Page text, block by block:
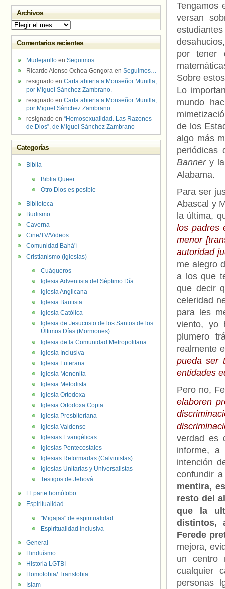
Tengamos
versan
por tener
Sobre
Lo
mundo
de los
algo más
periódicas
Bannery la
Alabama.
Para ser
Abascal y
la última,
los padres
menor
autoridad
me alegro
a los que
que decir
celeridad
para les
viento, yo
plumero
realmente
pueda ser
entidades
Pero no,
elaboren
verdad es
informe, a
intención
confundir
mentira,
resto del
que la
distintos,
Ferede
mejora,
un centro
cualquier
personas
Archivos
Archivos
Comentarios recientes
Mudejarillo en Seguimos…
Ricardo Alonso Ochoa Gongora en Seguimos…
resignado en Carta abierta a Monseñor Munilla,
por Miguel Sánchez Zambrano.
resignado en Carta abierta a Monseñor Munilla,
por Miguel Sánchez Zambrano.
resignado en “Homosexualidad. Las Razones
de Dios”, de Miguel Sánchez Zambrano
Categorías
Biblia
Biblia Queer
Otro Dios es posible
Biblioteca
Budismo
Caverna
Cine/TV/Videos
Comunidad Bahá'í
Cristianismo (Iglesias)
Cuáqueros
Iglesia Adventista del Séptimo Día
Iglesia Anglicana
Iglesia Bautista
Iglesia Católica
Iglesia de Jesucristo de los Santos de los
Últimos Días (Mormones)
Iglesia de la Comunidad Metropolitana
Iglesia Inclusiva
Iglesia Luterana
Iglesia Menonita
Iglesia Metodista
Iglesia Ortodoxa
Iglesia Ortodoxa Copta
Iglesia Presbiteriana
Iglesia Valdense
Iglesias Evangélicas
Iglesias Pentecostales
Iglesias Reformadas (Calvinistas)
Iglesias Unitarias y Universalistas
Testigos de Jehová
El parte homófobo
Espiritualidad
"Migajas" de espiritualidad
Espiritualidad Inclusiva
General
Hinduísmo
Historia LGTBI
Homofobia/ Transfobia.
Islam